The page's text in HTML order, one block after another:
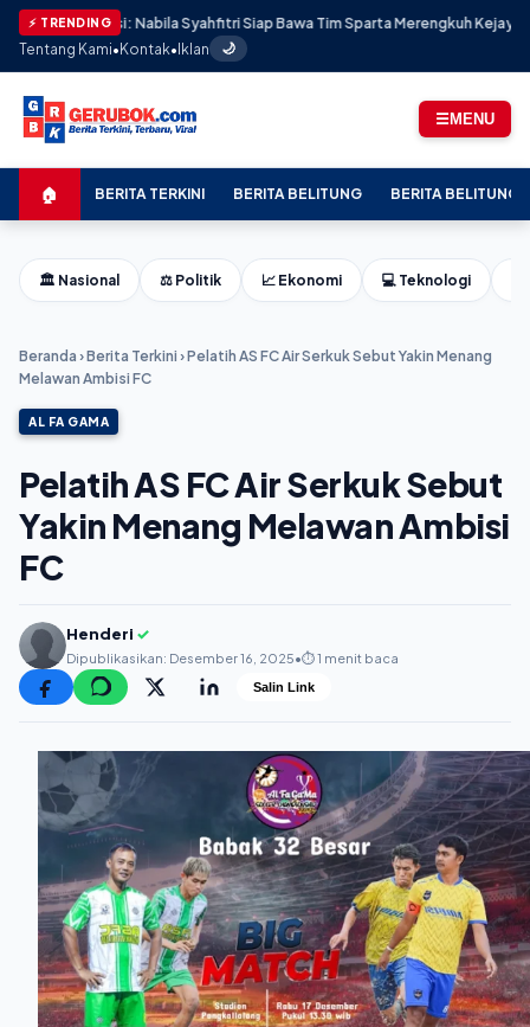
⚡ TRENDING
Nabila Syahfitri Siap Bawa Tim Sparta Merengkuh Kejayaan di AAF
Tentang Kami•Kontak•Iklan 🌙
☰MENU
🏠 BERITA TERKINI BERITA BELITUNG BERITA BELITUNG
🏛️ Nasional ⚖️ Politik 📈 Ekonomi 💻 Teknologi
Beranda ›Berita Terkini ›Pelatih AS FC Air Serkuk Sebut Yakin Menang
Melawan Ambisi FC
AL FA GAMA
Pelatih AS FC Air Serkuk Sebut
Yakin Menang Melawan Ambisi
FC
Henderi ✓
Dipublikasikan: Desember 16, 2025•⏱️ 1 menit baca
Salin Link